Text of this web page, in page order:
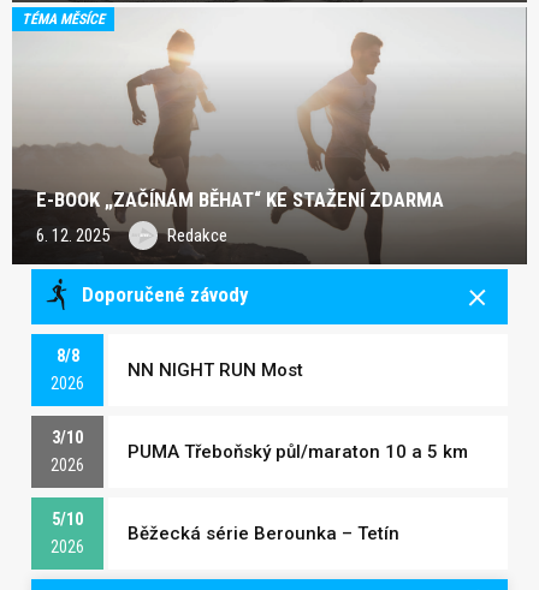
TÉMA MĚSÍCE
E-BOOK „ZAČÍNÁM BĚHAT“ KE STAŽENÍ ZDARMA
6. 12. 2025 Redakce
Doporučené závody
8/8
2026
NN NIGHT RUN Most
3/10
2026
PUMA Třeboňský půl/maraton 10 a 5 km
5/10
2026
Běžecká série Berounka – Tetín